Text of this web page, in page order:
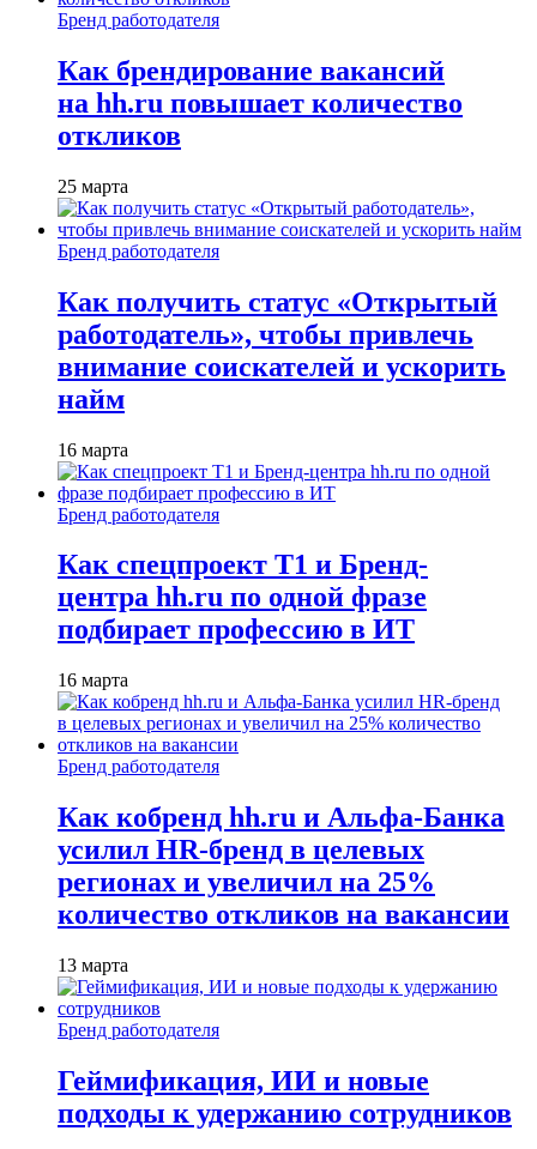
Бренд работодателя
Как брендирование вакансий
на hh.ru повышает количество
откликов
25 марта
Бренд работодателя
Как получить статус «Открытый
работодатель», чтобы привлечь
внимание соискателей и ускорить
найм
16 марта
Бренд работодателя
Как спецпроект T1 и Бренд-
центра hh.ru по одной фразе
подбирает профессию в ИТ
16 марта
Бренд работодателя
Как кобренд hh.ru и Альфа-Банка
усилил HR-бренд в целевых
регионах и увеличил на 25%
количество откликов на вакансии
13 марта
Бренд работодателя
Геймификация, ИИ и новые
подходы к удержанию сотрудников